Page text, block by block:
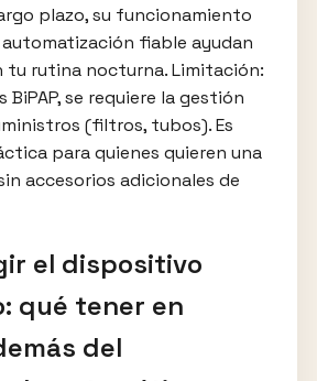
plazo, su funcionamiento
fiable ayudan
tu rutina nocturna. Limitación:
se requiere la gestión
(filtros, tubos). Es
para quienes quieren una
accesorios adicionales de
el dispositivo
qué tener en
del